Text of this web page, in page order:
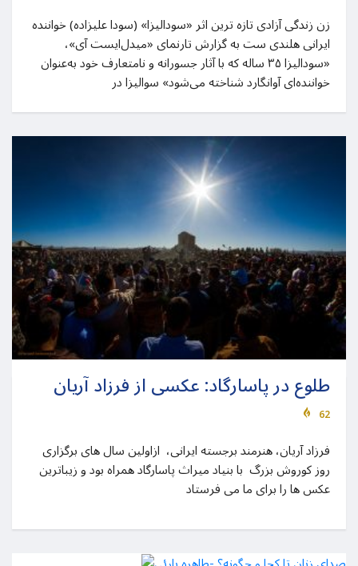
زن زندگی آزادی تازه ترین اثر «سودالیزا» (سودا علیزاده) خواننده
ایرانی هلندی ست به گزارش تارنمای «میدل‌ایست آی»،
«سودالیزا ۳۵ ساله که با آثار جسورانه و نامتعارف خود به‌عنوان
خواننده‌ای آوانگارد شناخته می‌شود» سوالیزا در
طلوع در پاسارگاد: عکسی از فرزاد آریان
62
فرزاد آریان، هنرمند برجسته ایرانی، ازاولین سال های برگزاری
روز کوروش بزرگ با بنیاد میراث پاسارگاد همراه بود و زیباترین
عکس ها را برای ما می فرستاد